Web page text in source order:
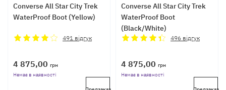
Converse All Star City Trek
WaterProof Boot (Yellow)
491 відгук
4 875,00 грн
Немає в наявності
Converse All Star City Trek
WaterProof Boot
(Black/White)
496 відгук
4 875,00 грн
Немає в наявності